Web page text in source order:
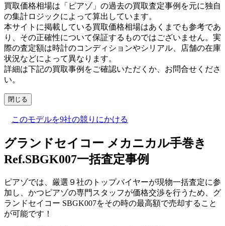
買取価格相場は「ピアゾ」の過去の買取査定事例を元に独自
の集計ロジックによって算出しています。
本サイトに掲載している買取価格相場はあくまでも参考であ
り、その正確性について保証するものではございません。実
際の査定額は時計のコンディションやシリアル、店舗の在庫
状況などによって異なります。
詳細は下記の買取事例をご確認いただくか、お問合せくださ
い。
閉じる
このモデルを9社の競りにかける
グランドセイコー メカニカル手巻き
Ref.SBGK007一括査定事例
ピアゾでは、厳選９社のトップバイヤーが現物一括査定に参
加し、かつピアゾの専門スタッフが価格交渉を行うため、グ
ランドセイコー SBGK007をその時の最高額で売却すること
が可能です！